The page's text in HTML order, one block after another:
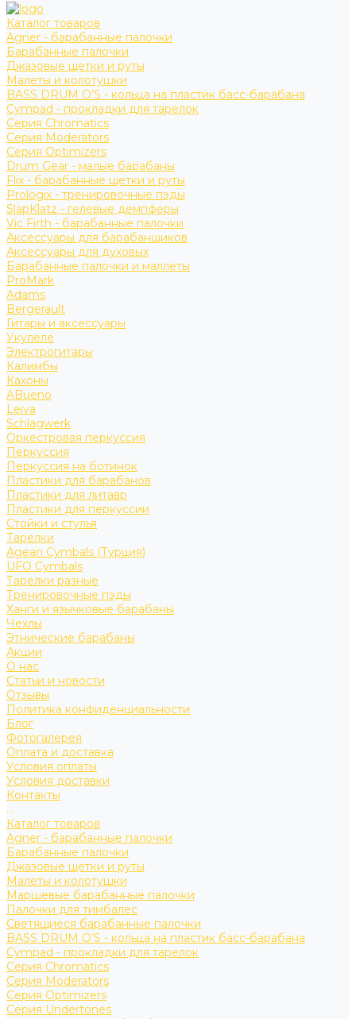
Каталог товаров
Agner - барабанные палочки
Барабанные палочки
Джазовые щетки и руты
Малеты и колотушки
BASS DRUM O’S - кольца на пластик басс-барабана
Cympad - прокладки для тарелок
Серия Chromatics
Серия Moderators
Серия Optimizers
Drum Gear - малые барабаны
Flix - барабанные щетки и руты
Prologix - тренировочные пэды
SlapKlatz - гелевые демпферы
Vic Firth - барабанные палочки
Аксессуары для барабанщиков
Аксессуары для духовых
Барабанные палочки и маллеты
ProMark
Adams
Bergerault
Гитары и аксессуары
Укулеле
Электрогитары
Калимбы
Кахоны
ABueno
Leiva
Schlagwerk
Оркестровая перкуссия
Перкуссия
Перкуссия на ботинок
Пластики для барабанов
Пластики для литавр
Пластики для перкуссии
Стойки и стулья
Тарелки
Agean Cymbals (Турция)
UFO Cymbals
Тарелки разные
Тренировочные пэды
Ханги и язычковые барабаны
Чехлы
Этнические барабаны
Акции
О нас
Статьи и новости
Отзывы
Политика конфиденциальности
Блог
Фотогалерея
Оплата и доставка
Условия оплаты
Условия доставки
Контакты
...
Каталог товаров
Agner - барабанные палочки
Барабанные палочки
Джазовые щетки и руты
Малеты и колотушки
Маршевые барабанные палочки
Палочки для тимбалес
Светящиеся барабанные палочки
BASS DRUM O’S - кольца на пластик басс-барабана
Cympad - прокладки для тарелок
Серия Chromatics
Серия Moderators
Серия Optimizers
Серия Undertones